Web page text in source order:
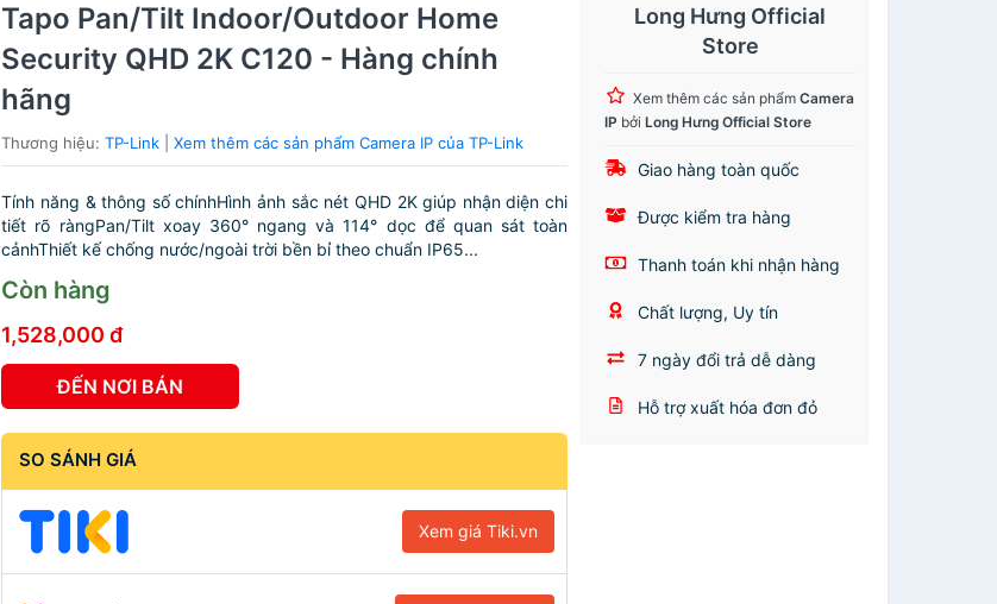
Tapo Pan/Tilt Indoor/Outdoor Home
Security QHD 2K C120 - Hàng chính
hãng
Thương hiệu:TP-Link |Xem thêm các sản phẩm Camera IP của TP-Link
Tính năng & thông số chínhHình ảnh sắc nét QHD 2K giúp nhận diện chi
tiết rõ ràngPan/Tilt xoay 360° ngang và 114° dọc để quan sát toàn
cảnhThiết kế chống nước/ngoài trời bền bỉ theo chuẩn IP65...
Còn hàng
1,528,000 đ
ĐẾN NƠI BÁN
SO SÁNH GIÁ
Xem giá Tiki.vn
Long Hưng Official
Store
Xem thêm các sản phẩmCamera
IP bởiLong Hưng Official Store
Giao hàng toàn quốc
Được kiểm tra hàng
Thanh toán khi nhận hàng
Chất lượng, Uy tín
7 ngày đổi trả dễ dàng
Hỗ trợ xuất hóa đơn đỏ